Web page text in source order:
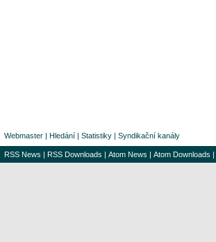
Webmaster | Hledání | Statistiky | Syndikační kanály
RSS News | RSS Downloads | Atom News | Atom Downloads |